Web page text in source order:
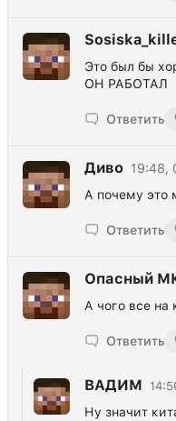
Это был бы
ОН РАБОТАЛ
Ответить
Диво 19:48,
А почему это
Ответить
Опасный
А чого все на
Ответить
ВАДИМ
Ну значит